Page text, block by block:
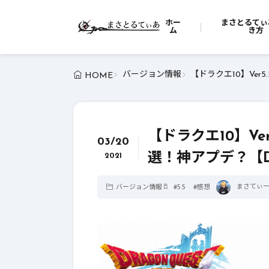
ホー
ム
まさとるて
き方
HOME バージョン情報 【ドラクエ10】
03/20
2021
【ドラクエ10】
選！神アプデ？【
バージョン情報 #5.5 #感想 まさてぃー